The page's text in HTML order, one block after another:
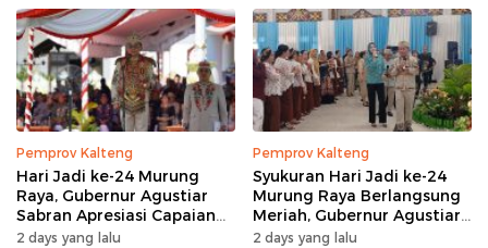
Pemprov Kalteng
Hari Jadi ke-24 Murung
Raya, Gubernur Agustiar
Sabran Apresiasi Capaian
Pembangunan
2 days yang lalu
Pemprov Kalteng
Syukuran Hari Jadi ke-24
Murung Raya Berlangsung
Meriah, Gubernur Agustiar
Sabran Hibur Masyarakat
2 days yang lalu